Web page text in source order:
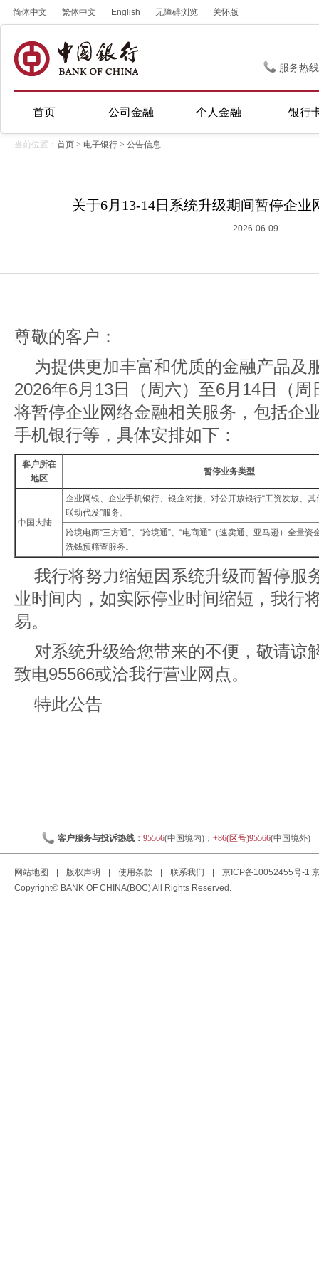
简体中文 繁体中文 English 无障碍浏览 关怀版
服务热
首页 公司金融 个人金融 银行
当前位置： 首页 > 电子银行 > 公告信息
关于6月13-14日系统升级期间暂停企业
2026-06-09
尊敬的客户：
为提供更加丰富和优质的金融产品及
2026年6月13日（周六）至6月14日（
将暂停企业网络金融相关服务，包括企
手机银行等，具体安排如下：
客户所在
地区
暂停业务类型
中国大陆
企业网银、企业手机银行、银企对接、对公开放银行“工资发放、
联动代发”服务。
跨境电商“三方通”、“跨境通”、“电商通”（速卖通、亚马逊）全量资
洗钱预筛查服务。
我行将努力缩短因系统升级而暂停服
业时间内，如实际停业时间缩短，我行
易。
对系统升级给您带来的不便，敬请谅
致电95566或洽我行营业网点。
特此公告
客户服务与投诉热线： 95566(中国境内)； +86(区号)95566(中国境外)
网站地图 版权声明 使用条款 联系我们 京ICP备10052455号-1
Copyright© BANK OF CHINA(BOC) All Rights Reserved.